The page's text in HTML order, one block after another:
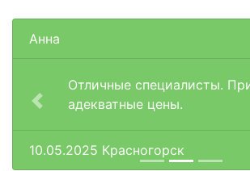
Анна
Отличные специалисты.
адекватные цены.
10.05.2025 Красногорск
Previous